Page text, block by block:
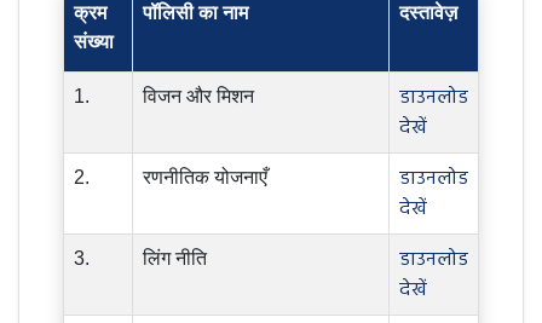
क्रम
संख्या
पॉलिसी का नाम दस्तावेज़
1. विजन और मिशन
डाउनलोड
देखें
2. रणनीतिक योजनाएँ
डाउनलोड
देखें
3. लिंग नीति
डाउनलोड
देखें